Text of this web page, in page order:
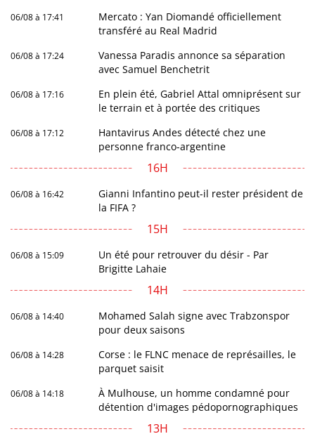
06/08 à 17:41
Mercato : Yan Diomandé officiellement
transféré au Real Madrid
06/08 à 17:24
Vanessa Paradis annonce sa séparation
avec Samuel Benchetrit
06/08 à 17:16
En plein été, Gabriel Attal omniprésent sur
le terrain et à portée des critiques
06/08 à 17:12
Hantavirus Andes détecté chez une
personne franco-argentine
16H
06/08 à 16:42
Gianni Infantino peut-il rester président de
la FIFA ?
15H
06/08 à 15:09
Un été pour retrouver du désir - Par
Brigitte Lahaie
14H
06/08 à 14:40
Mohamed Salah signe avec Trabzonspor
pour deux saisons
06/08 à 14:28
Corse : le FLNC menace de représailles, le
parquet saisit
06/08 à 14:18
À Mulhouse, un homme condamné pour
détention d'images pédopornographiques
13H